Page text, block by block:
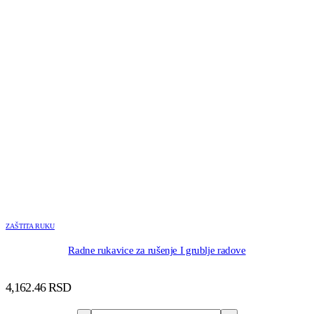
ZAŠTITA RUKU
Radne rukavice za rušenje I grublje radove
4,162.46RSD